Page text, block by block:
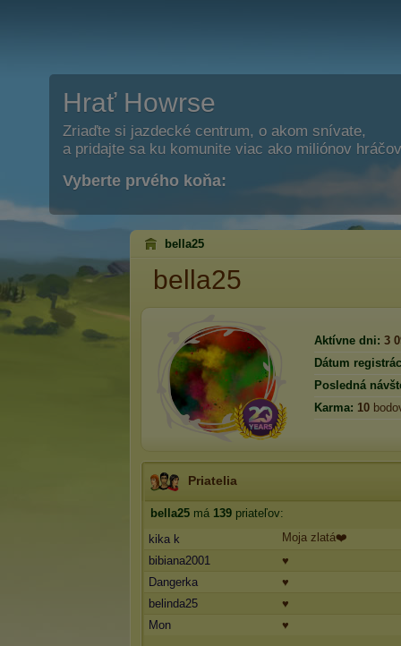
Hrať Howrse
Zriaďte si jazdecké centrum, o akom snívate,
a pridajte sa ku komunite viac ako miliónov
Vyberte prvého koňa:
bella25
bella25
Aktívne dni: 3
Dátum
Posledná
Karma: 10
Priatelia
bella25 má 139 priateľov:
kika k
Moja zlatá❤️
bibiana2001
♥
Dangerka
♥
belinda25
♥
Mon
♥